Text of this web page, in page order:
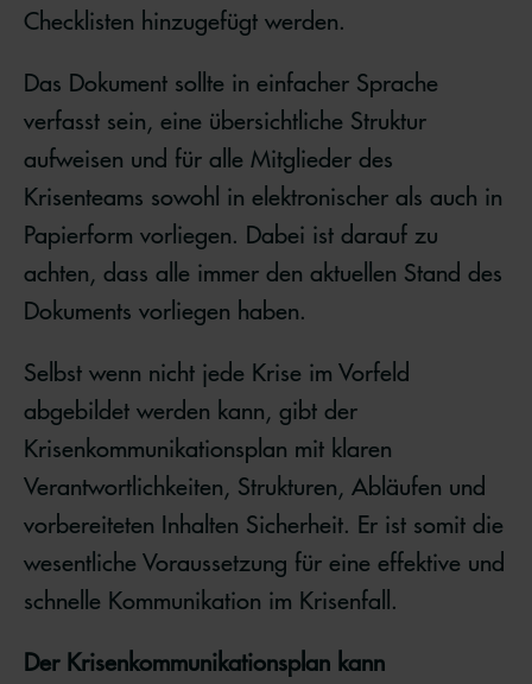
Checklisten hinzugefügt werden.
Das Dokument sollte in einfacher Sprache
verfasst sein, eine übersichtliche Struktur
aufweisen und für alle Mitglieder des
Krisenteams sowohl in elektronischer als auch in
Papierform vorliegen. Dabei ist darauf zu
achten, dass alle immer den aktuellen Stand des
Dokuments vorliegen haben.
Selbst wenn nicht jede Krise im Vorfeld
abgebildet werden kann, gibt der
Krisenkommunikationsplan mit klaren
Verantwortlichkeiten, Strukturen, Abläufen und
vorbereiteten Inhalten Sicherheit. Er ist somit die
wesentliche Voraussetzung für eine effektive und
schnelle Kommunikation im Krisenfall.
Der Krisenkommunikationsplan kann